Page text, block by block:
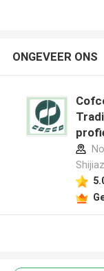
ONGEVEER ONS